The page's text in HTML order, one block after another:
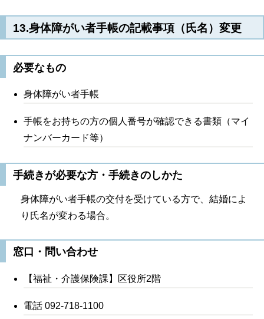
13.身体障がい者手帳の記載事項（氏名）変更
必要なもの
身体障がい者手帳
手帳をお持ちの方の個人番号が確認できる書類（マイ
ナンバーカード等）
手続きが必要な方・手続きのしかた
身体障がい者手帳の交付を受けている方で、結婚によ
り氏名が変わる場合。
窓口・問い合わせ
【福祉・介護保険課】区役所2階
電話 092-718-1100